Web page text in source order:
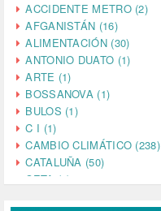
ACCIDENTE METRO (2)
AFGANISTÁN (16)
ALIMENTACIÓN (30)
ANTONIO DUATO (1)
ARTE (1)
BOSSANOVA (1)
BULOS (1)
C I (1)
CAMBIO CLIMÁTICO (238)
CATALUÑA (50)
CETA (2)